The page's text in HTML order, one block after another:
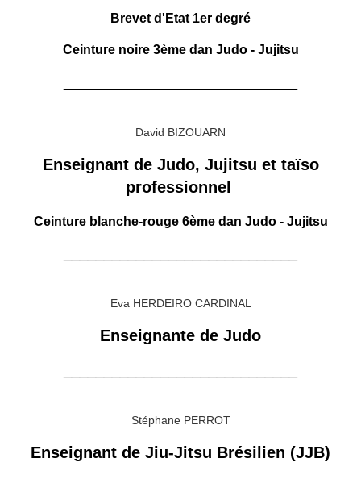
Brevet d'Etat 1er degré
Ceinture noire 3ème dan Judo - Jujitsu
David BIZOUARN
Enseignant de Judo, Jujitsu et taïso
professionnel
Ceinture blanche-rouge 6ème dan Judo - Jujitsu
Eva HERDEIRO CARDINAL
Enseignante de Judo
Stéphane PERROT
Enseignant de Jiu-Jitsu Brésilien (JJB)